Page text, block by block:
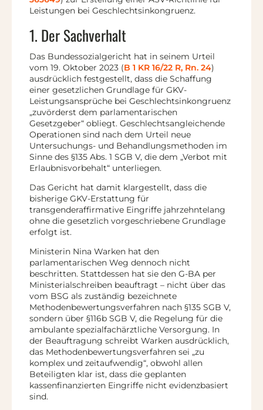
Leistungen bei Geschlechtsinkongruenz.
1. Der Sachverhalt
Das Bundessozialgericht hat in seinem Urteil
vom 19. Oktober 2023 (B 1 KR 16/22 R, Rn. 24)
ausdrücklich festgestellt, dass die Schaffung
einer gesetzlichen Grundlage für GKV-
Leistungsansprüche bei Geschlechtsinkongruenz
„zuvörderst dem parlamentarischen
Gesetzgeber“ obliegt. Geschlechtsangleichende
Operationen sind nach dem Urteil neue
Untersuchungs- und Behandlungsmethoden im
Sinne des §135 Abs. 1 SGB V, die dem „Verbot mit
Erlaubnisvorbehalt“ unterliegen.
Das Gericht hat damit klargestellt, dass die
bisherige GKV-Erstattung für
transgenderaffirmative Eingriffe jahrzehntelang
ohne die gesetzlich vorgeschriebene Grundlage
erfolgt ist.
Ministerin Nina Warken hat den
parlamentarischen Weg dennoch nicht
beschritten. Stattdessen hat sie den G-BA per
Ministerialschreiben beauftragt – nicht über das
vom BSG als zuständig bezeichnete
Methodenbewertungsverfahren nach §135 SGB V,
sondern über §116b SGB V, die Regelung für die
ambulante spezialfachärztliche Versorgung. In
der Beauftragung schreibt Warken ausdrücklich,
das Methodenbewertungsverfahren sei „zu
komplex und zeitaufwendig“, obwohl allen
Beteiligten klar ist, dass die geplanten
kassenfinanzierten Eingriffe nicht evidenzbasiert
sind.